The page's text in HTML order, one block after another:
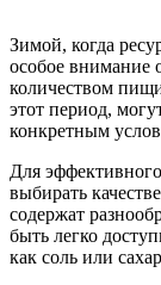
Зимой, когда
особое внимание
количеством
этот период,
конкретным
Для
выбирать
содержат
быть легко
как соль или